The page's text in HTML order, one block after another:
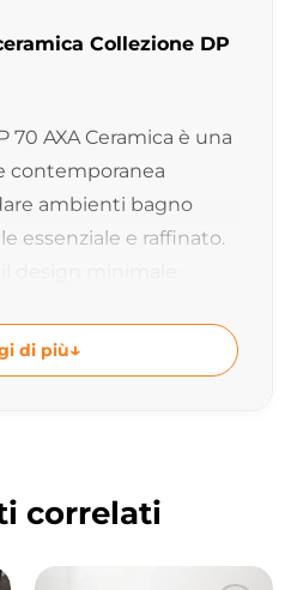
Collezione DP
70 AXA Ceramica è una
contemporanea
ambienti bagno
essenziale e raffinato.
ideale per
moderne e coordinate.
che interpreta il
attraverso forme
e materiali di
di più
correlati